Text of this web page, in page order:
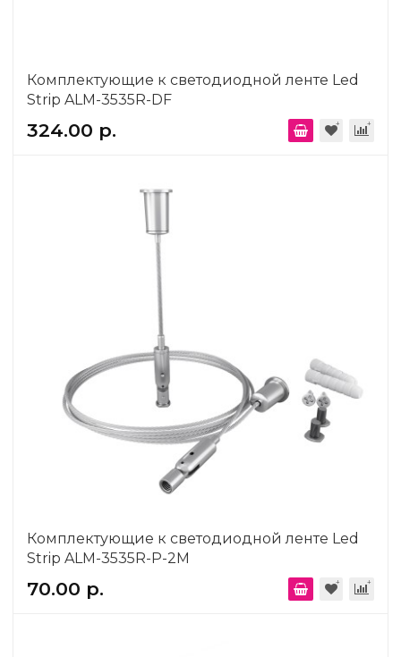
Комплектующие к светодиодной ленте Led
Strip ALM-3535R-DF
324.00 р.
Комплектующие к светодиодной ленте Led
Strip ALM-3535R-P-2M
70.00 р.